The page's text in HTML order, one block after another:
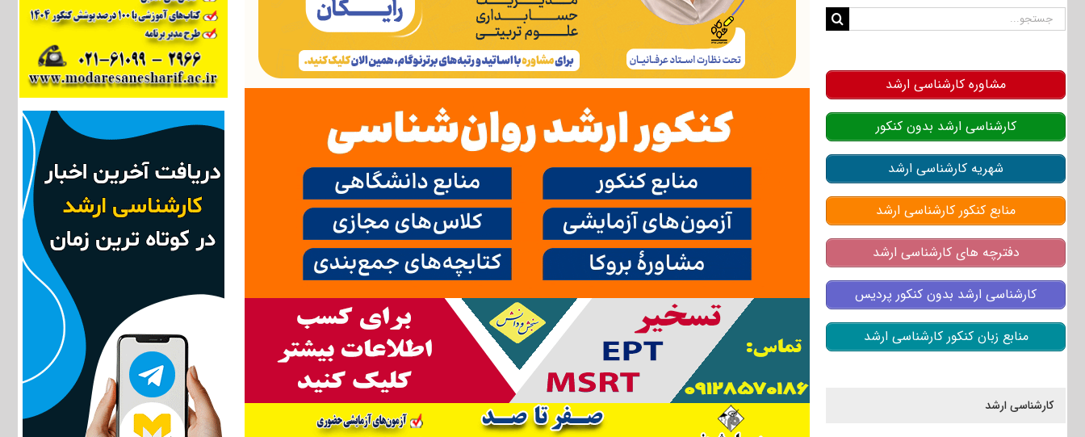
جستجو
مشاوره کارشناسی ارشد
کارشناسی ارشد بدون کنکور
شهریه کارشناسی ارشد
منابع کنکور کارشناسی ارشد
دفترچه های کارشناسی ارشد
کارشناسی ارشد بدون کنکور پردیس
منابع زبان کنکور کارشناسی ارشد
کارشناسی ارشد